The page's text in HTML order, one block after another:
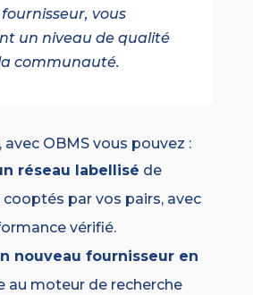
vous
un niveau de qualité
communauté.
OBMS vous pouvez :
réseau labellisé de
par vos pairs, avec
vérifié.
nouveau fournisseur en
au moteur de recherche